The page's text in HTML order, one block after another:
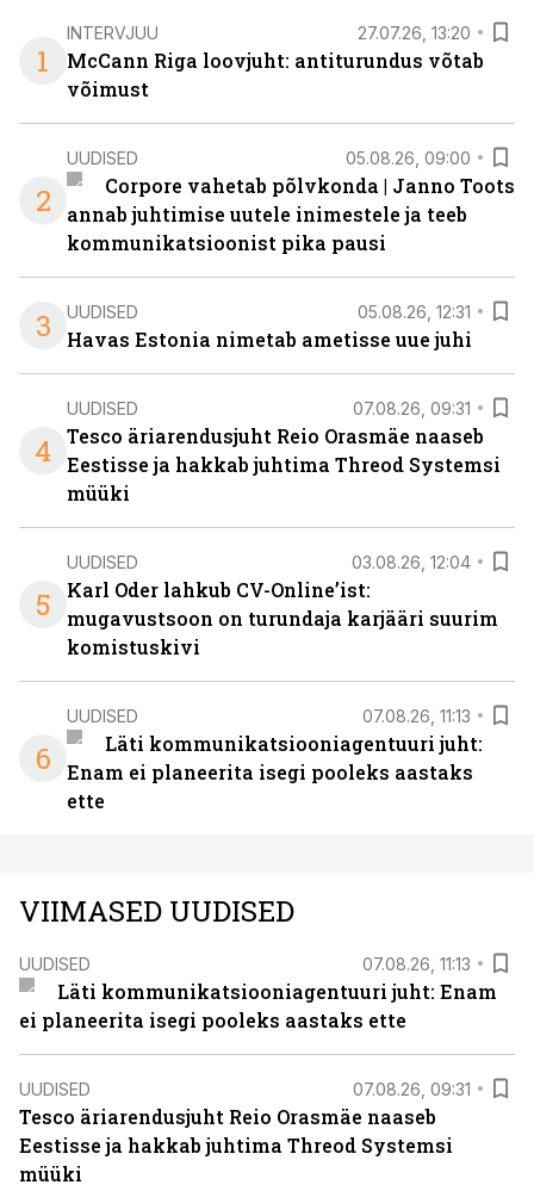
1
INTERVJUU 27.07.26, 13:20
McCann Riga loovjuht: antiturundus võtab
võimust
2
UUDISED 05.08.26, 09:00
Corpore vahetab põlvkonda | Janno Toots
annab juhtimise uutele inimestele ja teeb
kommunikatsioonist pika pausi
3 UUDISED 05.08.26, 12:31
Havas Estonia nimetab ametisse uue juhi
4
UUDISED 07.08.26, 09:31
Tesco äriarendusjuht Reio Orasmäe naaseb
Eestisse ja hakkab juhtima Threod Systemsi
müüki
5
UUDISED 03.08.26, 12:04
Karl Oder lahkub CV-Online’ist:
mugavustsoon on turundaja karjääri suurim
komistuskivi
6
UUDISED 07.08.26, 11:13
Läti kommunikatsiooniagentuuri juht:
Enam ei planeerita isegi pooleks aastaks
ette
VIIMASED UUDISED
UUDISED 07.08.26, 11:13
Läti kommunikatsiooniagentuuri juht: Enam
ei planeerita isegi pooleks aastaks ette
UUDISED 07.08.26, 09:31
Tesco äriarendusjuht Reio Orasmäe naaseb
Eestisse ja hakkab juhtima Threod Systemsi
müüki